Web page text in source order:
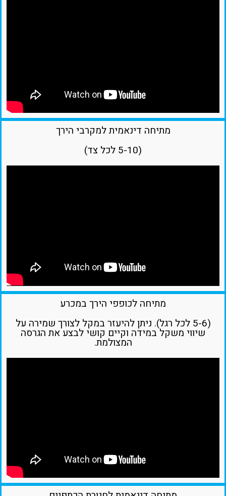
מתיחה דינאמית למקרבי הירך
(5-10 לכל צד)
מתיחה לכופפי הירך במכרע
(5-6 לכל רגל). ניתן להיעזר במקל לצורך שמירה על
שיווי משקל במידה וקיים קושי לבצע את הגרסה
המצולמת.